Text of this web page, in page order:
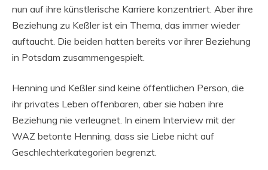
nun auf ihre künstlerische Karriere konzentriert. Aber ihre
Beziehung zu Keßler ist ein Thema, das immer wieder
auftaucht. Die beiden hatten bereits vor ihrer Beziehung
in Potsdam zusammengespielt.
Henning und Keßler sind keine öffentlichen Person, die
ihr privates Leben offenbaren, aber sie haben ihre
Beziehung nie verleugnet. In einem Interview mit der
WAZ betonte Henning, dass sie Liebe nicht auf
Geschlechterkategorien begrenzt.